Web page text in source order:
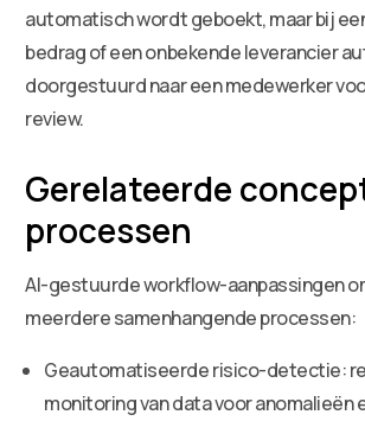
automatisch wordt geboekt, maar bij
bedrag of een onbekende leverancier
doorgestuurd naar een medewerker
review.
Gerelateerde
processen
AI-gestuurde workflow-aanpassingen
meerdere samenhangende processen:
Geautomatiseerde risico-detectie:
monitoring van data voor anomalieën